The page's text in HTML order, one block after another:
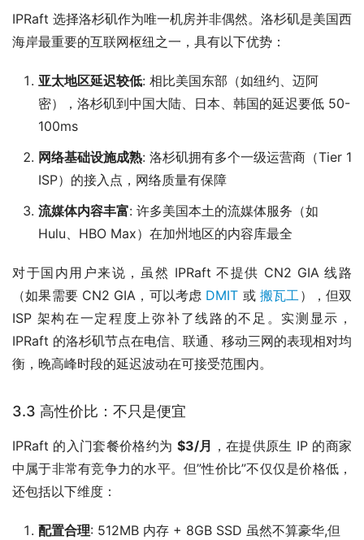
IPRaft 选择洛杉矶作为唯一机房并非偶然。洛杉矶是美国西
海岸最重要的互联网枢纽之一，具有以下优势：
亚太地区延迟较低: 相比美国东部（如纽约、迈阿
密），洛杉矶到中国大陆、日本、韩国的延迟要低 50-
100ms
网络基础设施成熟: 洛杉矶拥有多个一级运营商（Tier 1
ISP）的接入点，网络质量有保障
流媒体内容丰富: 许多美国本土的流媒体服务（如
Hulu、HBO Max）在加州地区的内容库最全
对于国内用户来说，虽然 IPRaft 不提供 CN2 GIA 线路
（如果需要 CN2 GIA，可以考虑 DMIT 或 搬瓦工），但双
ISP 架构在一定程度上弥补了线路的不足。实测显示，
IPRaft 的洛杉矶节点在电信、联通、移动三网的表现相对均
衡，晚高峰时段的延迟波动在可接受范围内。
3.3 高性价比：不只是便宜
IPRaft 的入门套餐价格约为 $3/月 ，在提供原生 IP 的商家
中属于非常有竞争力的水平。但”性价比”不仅仅是价格低，
还包括以下维度：
配置合理: 512MB 内存 + 8GB SSD 虽然不算豪华,但